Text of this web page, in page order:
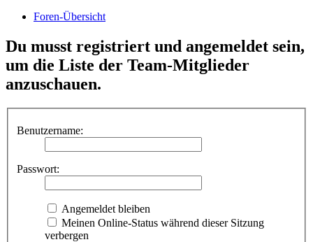
Foren-Übersicht
Du musst registriert und angemeldet sein,
um die Liste der Team-Mitglieder
anzuschauen.
Benutzername:
Passwort:
Angemeldet bleiben
Meinen Online-Status während dieser Sitzung
verbergen